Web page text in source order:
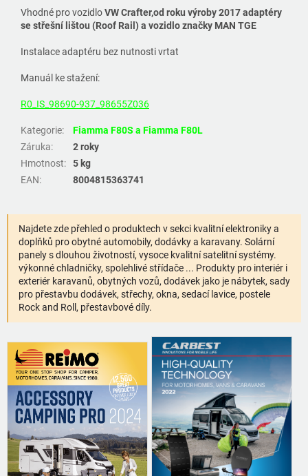
Vhodné pro vozidloVW Crafter,od roku výroby 2017 adaptéry
se střešní lištou (Roof Rail) a vozidlo značky MAN TGE
Instalace adaptéru bez nutnosti vrtat
Manuál ke stažení:
R0_IS_98690-937_98655Z036
Kategorie:
Fiamma F80S a Fiamma F80L
Záruka:
2 roky
Hmotnost:
5 kg
EAN: 8004815363741
Najdete zde přehled o produktech v sekci kvalitní elektroniky a
doplňků pro obytné automobily, dodávky a karavany. Solární
panely s dlouhou životností, vysoce kvalitní satelitní systémy.
výkonné chladničky, spolehlivé střídače ... Produkty pro interiér i
exteriér karavanů, obytných vozů, dodávek jako je nábytek, sady
pro přestavbu dodávek, střechy, okna, sedací lavice, postele
Rock and Roll, přestavbové díly.